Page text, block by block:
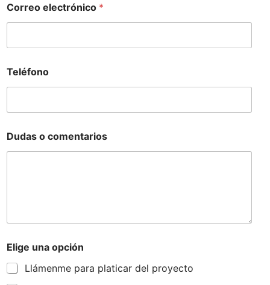
Correo electrónico *
Teléfono
Dudas o comentarios
Elige una opción
Llámenme para platicar del proyecto